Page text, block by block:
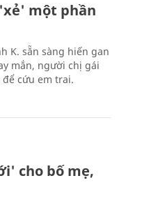
một phần
K. sẵn sàng hiến gan
mắn, người chị gái
cứu em trai.
cho bố mẹ,